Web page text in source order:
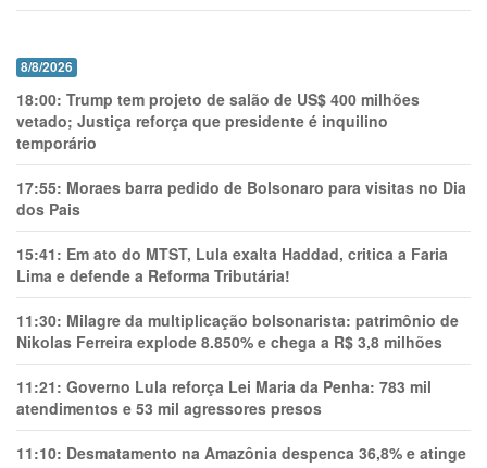
8/8/2026
18:00: Trump tem projeto de salão de US$ 400 milhões
vetado; Justiça reforça que presidente é inquilino
temporário
17:55: Moraes barra pedido de Bolsonaro para visitas no Dia
dos Pais
15:41: Em ato do MTST, Lula exalta Haddad, critica a Faria
Lima e defende a Reforma Tributária!
11:30: Milagre da multiplicação bolsonarista: patrimônio de
Nikolas Ferreira explode 8.850% e chega a R$ 3,8 milhões
11:21: Governo Lula reforça Lei Maria da Penha: 783 mil
atendimentos e 53 mil agressores presos
11:10: Desmatamento na Amazônia despenca 36,8% e atinge